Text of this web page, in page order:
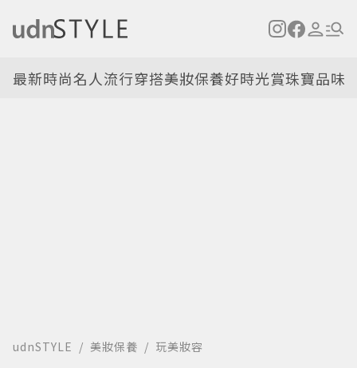
最新時尚名人流行穿搭美妝保養好時光賞珠寶品味
udnSTYLE 美妝保養 玩美妝容